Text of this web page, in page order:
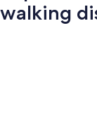
walking